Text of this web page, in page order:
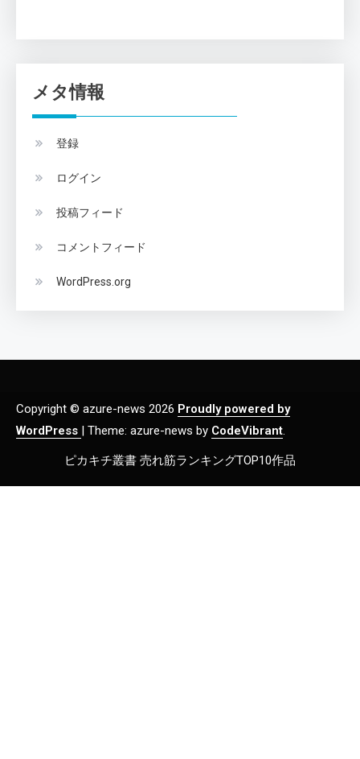
メタ情報
登録
ログイン
投稿フィード
コメントフィード
WordPress.org
Copyright © azure-news 2026 Proudly powered by
WordPress | Theme: azure-news by CodeVibrant.
ピカキチ叢書 売れ筋ランキングTOP10作品